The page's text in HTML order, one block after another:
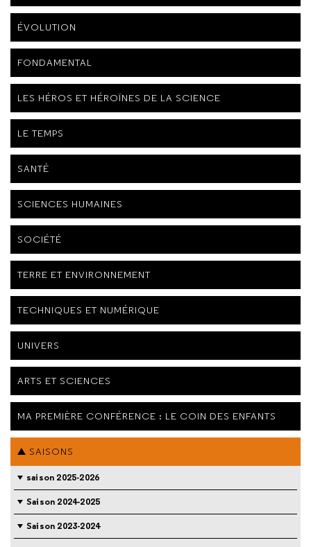
ÉVOLUTION
FONDAMENTAL
LES HÉROS ET HÉROÏNES DE LA SCIENCE
LE TEMPS
SANTÉ
SCIENCES HUMAINES
SOCIÉTÉ
TERRE ET ENVIRONNEMENT
TECHNIQUES ET NUMÉRIQUE
UNIVERS
ARTS ET SCIENCES
MA PREMIÈRE CONFÉRENCE : LE COIN DES ENFANTS
SAISONS
saison 2025-2026
Saison 2024-2025
Saison 2023-2024